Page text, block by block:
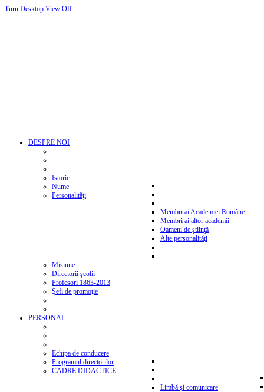
Turn Desktop View Off
DESPRE NOI
Istoric
Nume
Personalităţi
Membri ai Academiei Române
Membri ai altor academii
Oameni de ştiinţă
Alte personalităţi
Misiune
Directorii şcolii
Profesori 1863-2013
Şefi de promoţie
PERSONAL
Echipa de conducere
Programul directorilor
CADRE DIDACTICE
Limbă şi comunicare